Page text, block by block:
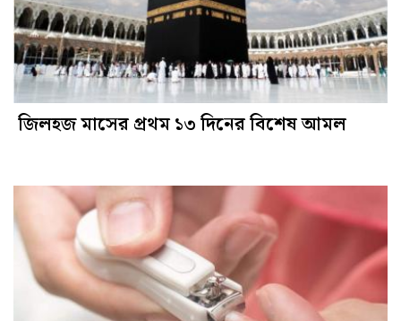
জিলহজ মাসের প্রথম ১৩ দিনের বিশেষ আমল